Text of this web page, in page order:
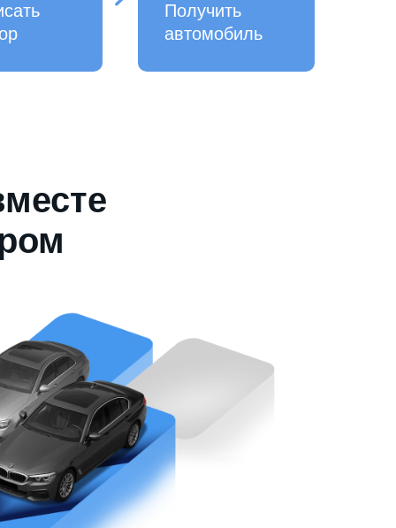
Получить
автомобиль